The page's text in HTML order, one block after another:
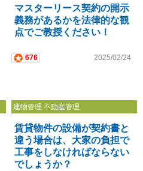
マスターリース契約の開示
義務があるかを法律的な観
点でご教授ください！
676 2025/02/24
建物管理 不動産管理
賃貸物件の設備が契約書と
違う場合は、大家の負担で
工事をしなければならない
でしょうか？